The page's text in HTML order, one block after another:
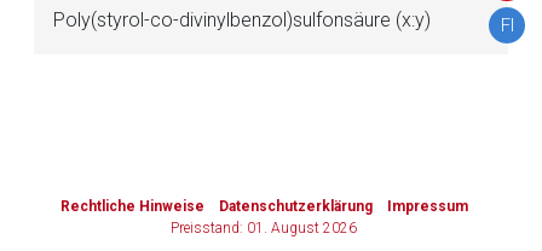
Poly(styrol-co-divinylbenzol)sulfonsäure (x:y)
FI
Rechtliche Hinweise Datenschutzerklärung
Impressum
Preisstand: 01. August 2026